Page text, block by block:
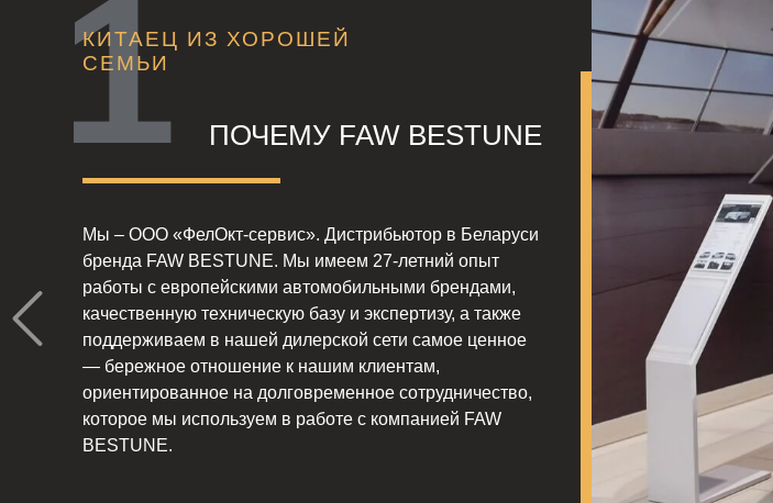
КИТАЕЦ ИЗ ХОРОШЕЙ
СЕМЬИ
ПОЧЕМУ FAW BESTUNE
Мы – ООО «ФелОкт-сервис». Дистрибьютор в Беларуси
бренда FAW BESTUNE. Мы имеем 27-летний опыт
работы с европейскими автомобильными брендами,
качественную техническую базу и экспертизу, а также
поддерживаем в нашей дилерской сети самое ценное
— бережное отношение к нашим клиентам,
ориентированное на долговременное сотрудничество,
которое мы используем в работе с компанией FAW
BESTUNE.